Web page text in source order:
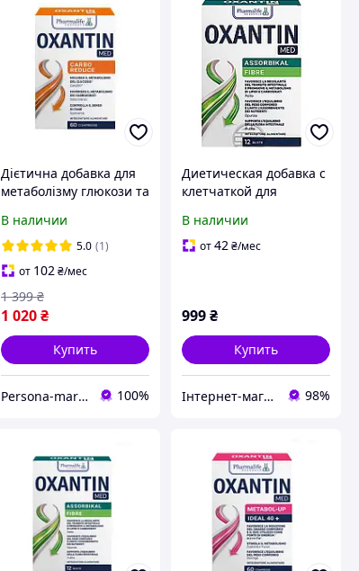
Дієтична добавка для
метаболізму глюкози та
Розщеплення
вуглеводів 60 таблеток
В наличии
5.0 (1)
от 102 ₴/мес
1 020 ₴
1 399 ₴
Купить
Persona-market 100%
Диетическая добавка с
клетчаткой для
тела Oxantin
"Абсорбция", 12 саше
В наличии
от42 ₴/мес
999₴
Купить
Інтернет-магазин спортивного харчування у Вінниці «Kings Nutrition» 98%